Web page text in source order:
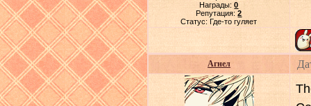
Награды:0
Репутация:2
Статус:Где-то гуляет
Агнел